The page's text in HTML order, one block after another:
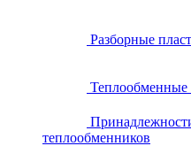
Разборные
Теплообменные
теплообменников